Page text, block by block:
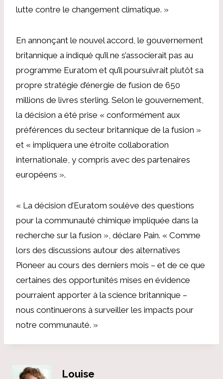
lutte contre le changement climatique. »
En annonçant le nouvel accord, le gouvernement
britannique a indiqué qu’il ne s’associerait pas au
programme Euratom et qu’il poursuivrait plutôt sa
propre stratégie d’énergie de fusion de 650
millions de livres sterling. Selon le gouvernement,
la décision a été prise « conformément aux
préférences du secteur britannique de la fusion »
et « impliquera une étroite collaboration
internationale, y compris avec des partenaires
européens ».
« La décision d’Euratom soulève des questions
pour la communauté chimique impliquée dans la
recherche sur la fusion », déclare Pain. « Comme
lors des discussions autour des alternatives
Pioneer au cours des derniers mois – et de ce que
certaines des opportunités mises en évidence
pourraient apporter à la science britannique –
nous continuerons à surveiller les impacts pour
notre communauté. »
Louise